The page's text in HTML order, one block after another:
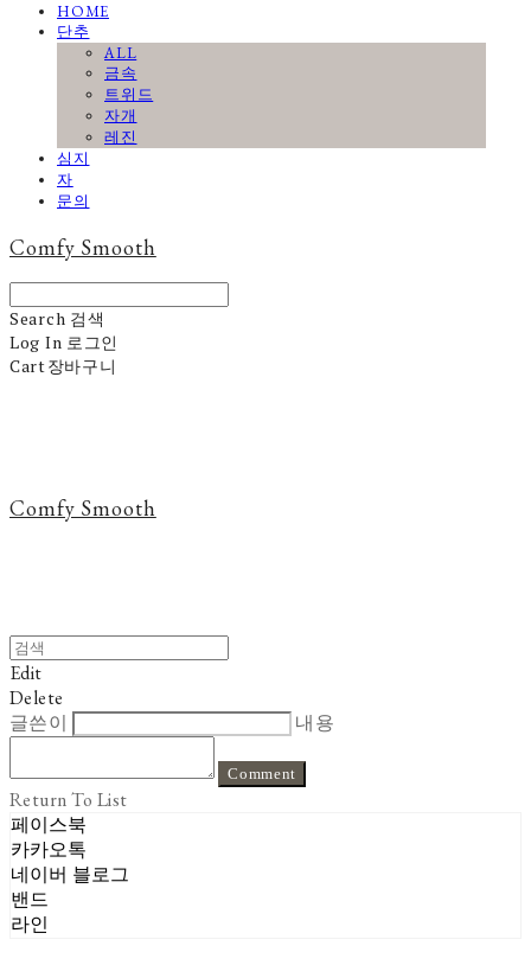
HOME
단추
ALL
금속
트위드
자개
레진
심지
자
문의
Comfy Smooth
Search 검색
Log In 로그인
Cart장바구니
Comfy Smooth
Edit
Delete
글쓴이
내용
Comment
Return To List
페이스북
카카오톡
네이버 블로그
밴드
라인